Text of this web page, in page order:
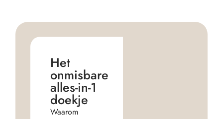
Het
onmisbare
alles-in-1
doekje
Waarom